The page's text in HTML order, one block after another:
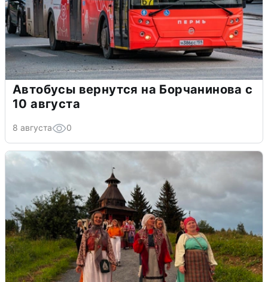
Автобусы вернутся на Борчанинова с
10 августа
8 августа 0